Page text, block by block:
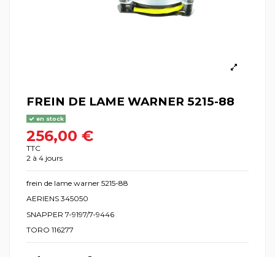
FREIN DE LAME WARNER 5215-88
en stock
256,00 €
TTC
2 à 4 jours
frein de lame warner 5215-88
AERIENS 345050
SNAPPER 7-9197/7-9446
TORO 116277